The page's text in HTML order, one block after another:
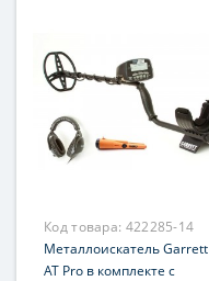
Код товара: 422285-14
Металлоискатель Garrett
AT Pro в комплекте с